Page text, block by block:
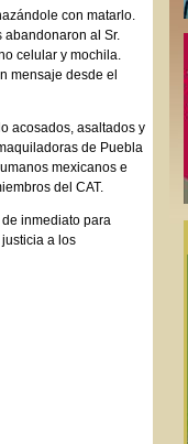
con matarlo.
al Sr.
celular y mochila.
mensaje desde el
acosados, asaltados y
de Puebla
mexicanos e
del CAT.
inmediato para
a los